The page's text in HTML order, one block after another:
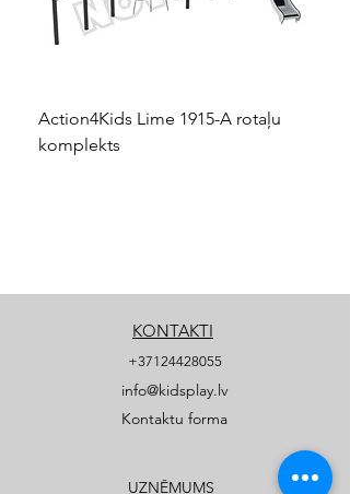
Action4Kids Lime 1915-A rotaļu
komplekts
KONTAKTI
+37124428055
info@kidsplay.lv
Kontaktu forma
UZŅĒMUMS